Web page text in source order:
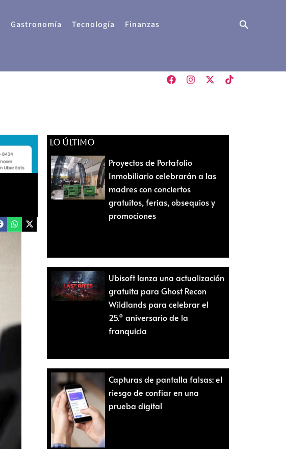
Gastronomía Tecnología Finanzas Buscar
LO ÚLTIMO
Proyectos de Portafolio
Inmobiliario celebrarán a las
madres con conciertos
gratuitos, ferias, obsequios y
promociones
Ubisoft lanza una actualización
gratuita para Ghost Recon
Wildlands para celebrar el
25.º aniversario de la
franquicia
Capturas de pantalla falsas: el
riesgo de confiar en una
prueba digital